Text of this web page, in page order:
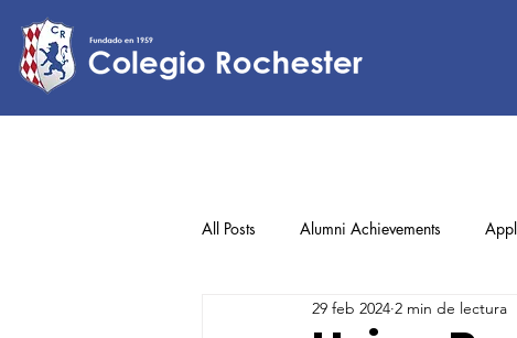
All Posts Alumni Achievements
Lower Elementary Middle School
29 feb 2024 2 min de lectura